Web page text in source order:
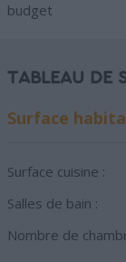
budget
TABLEAU DE
Surface
Surface cuisine :
Salles de bain :
Nombre de